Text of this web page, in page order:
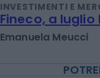
INVESTIMENTI E
Fineco, a
Emanuela Meucci